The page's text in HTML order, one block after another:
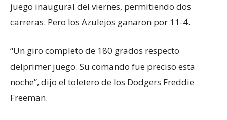
juego inaugural del viernes, permitiendo dos
carreras. Pero los Azulejos ganaron por 11-4.
“Un giro completo de 180 grados respecto
delprimer juego. Su comando fue preciso esta
noche”, dijo el toletero de los Dodgers Freddie
Freeman.